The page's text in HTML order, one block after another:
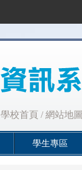
學校首頁 /網站地圖
學生專區